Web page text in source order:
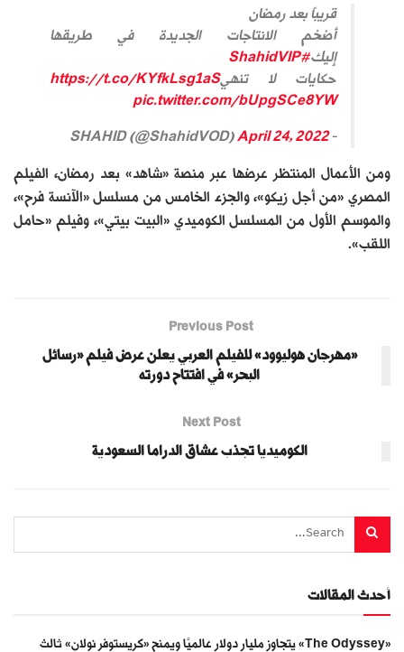
قريباً بعد رمضان
أضخم الانتاجات الجديدة في طريقها
إليك#ShahidVIP
حكايات لا تنهيhttps://t.co/KYfkLsg1aS
pic.twitter.com/bUpgSCe8YW
— SHAHID (@ShahidVOD)
April 24, 2022
ومن الأعمال المنتظر عرضها عبر منصة «شاهد» بعد رمضان، الفيلم
المصري «من أجل زيكو»، والجزء الخامس من مسلسل «الآنسة فرح»،
والموسم الأول من المسلسل الكوميدي «البيت بيتي»، وفيلم «حامل
اللقب».
Previous Post
«مهرجان هوليوود» للفيلم العربي يعلن عرض فيلم «رسائل
البحر» في افتتاح دورته
Next Post
الكوميديا تجذب عشاق الدراما السعودية
أحدث المقالات
«The Odyssey» يتجاوز مليار دولار عالميًا ويمنح «كريستوفر نولان» ثالث